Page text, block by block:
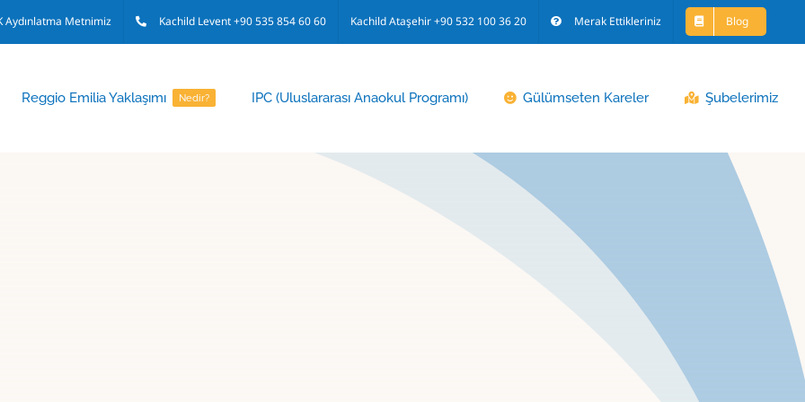
Aydınlatma Metnimiz Kachild Levent +90 535 854 60 60 Kachild Ataşehir +90 532 100 36 20 Merak Ettikleriniz Blog
Reggio Emilia Yaklaşımı Nedir? IPC (Uluslararası Anaokul Programı) Gülümseten Kareler Şubelerimiz